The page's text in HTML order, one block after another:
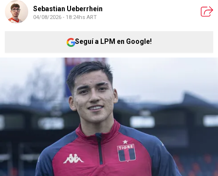
Sebastian Ueberrhein
04/08/2026 - 18:24hs ART
Seguí a LPM en Google!